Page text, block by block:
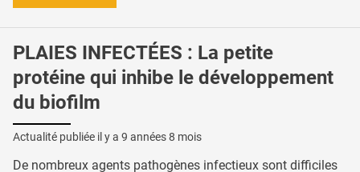
PLAIES INFECTÉES : La petite
protéine qui inhibe le développement
du biofilm
Actualité publiée il y a 9 années 8 mois
De nombreux agents pathogènes infectieux sont difficiles